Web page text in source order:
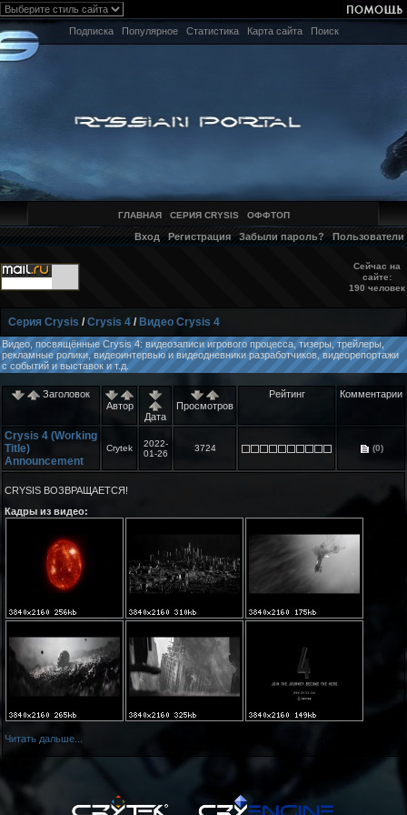
Подписка Популярное Статистика Карта сайта Поиск
ГЛАВНАЯ СЕРИЯ CRYSIS ОФФТОП
Вход Регистрация Забыли пароль? Пользователи
Сейчас на
сайте:
190 человек
Серия Crysis /Crysis 4 / Видео Crysis 4
Видео, посвящённые Crysis 4: видеозаписи игрового процесса, тизеры, трейлеры,
рекламные ролики, видеоинтервью и видеодневники разработчиков, видеорепортажи
с событий и выставок и т.д.
Заголовок
Автор
Дата
Просмотров
Рейтинг Комментарии
Crysis 4 (Working
Title)
Announcement
Crytek
2022-
01-26
3724 (0)
CRYSIS ВОЗВРАЩАЕТСЯ!
Кадры из видео:
Читать дальше...